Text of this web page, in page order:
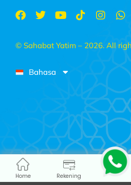
© Sahabat Yatim – 2026. All
Bahasa
Home Rekening